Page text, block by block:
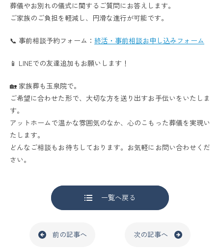
葬儀やお別れの儀式に関するご質問にお答えします。
ご家族のご負担を軽減し、円滑な進行が可能です。
📞 事前相談予約フォーム： 終活・事前相談お申し込みフォーム
📱 LINEでの友達追加もお願いします！
🏡 家族葬も玉泉院で。
ご希望に合わせた形で、大切な方を送り出すお手伝いをいたしま
す。
アットホームで温かな雰囲気のなか、心のこもった葬儀を実現い
たします。
どんなご相談もお待ちしております。お気軽にお問い合わせくだ
さい。
一覧へ戻る
前の記事へ 次の記事へ